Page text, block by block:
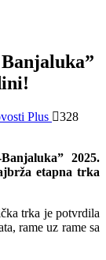
Plus
328
2025.
etapna trka
trka je potvrdila
rame uz rame sa